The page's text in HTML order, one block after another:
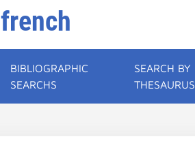
BIBLIOGRAPHIC
SEARCHS
SEARCH BY
THESAURUS